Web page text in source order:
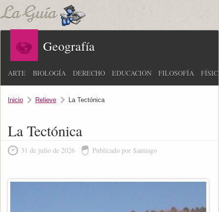
Geografía
ARTE BIOLOGÍA DERECHO EDUCACIÓN FILOSOFÍA
Inicio Relieve La Tectónica
La Tectónica
31 de julio de 2026 Publicado por Santiago